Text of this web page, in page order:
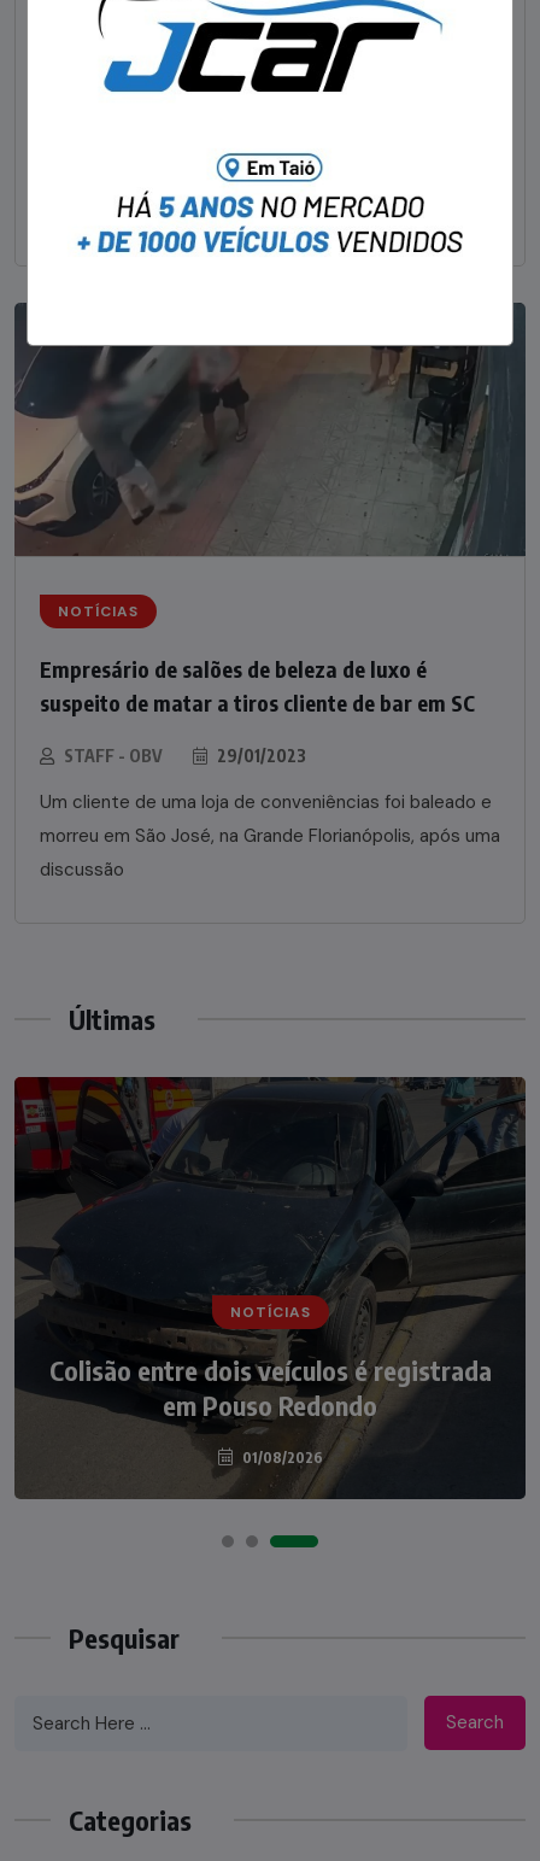
Foragido pela morte de delegado aposentado
em bar morre em confronto com a polícia em SC
STAFF - OBV 29/01/2023
um delegado aposentado em um bar de Criciúma, no
Sul catarinense, foi
NOTÍCIAS
Empresário de salões de beleza de luxo é
suspeito de matar a tiros cliente de bar em SC
STAFF - OBV 29/01/2023
Um cliente de uma loja de conveniências foi baleado e
morreu em São José, na Grande Florianópolis, após uma
discussão
Últimas
NOTÍCIAS
Colisão entre dois veículos é registrada
em Pouso Redondo
01/08/2026
NOTÍCIAS
Irmãos de 7 e 14 anos morrem
atropelados na BR-470 em Pouso
Redondo
04/08/2026
Pesquisar
Search
Categorias